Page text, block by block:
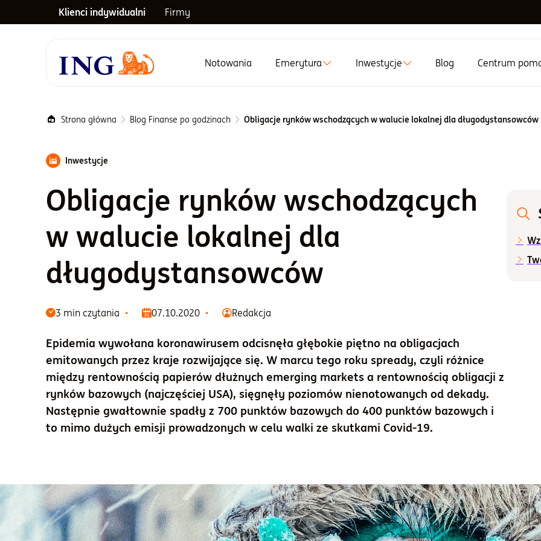
Klienci indywidualni Firmy
Menu główne
Notowania Emerytura Inwestycje Blog Centrum
Strona główna Blog Finanse po godzinach Obligacje rynków wschodzących w walucie lokalnej dla długodystansowców
Inwestycje
Obligacje rynków wschodzących
w walucie lokalnej dla
długodystansowców
3 min czytania 07.10.2020 Redakcja
Epidemia wywołana koronawirusem odcisnęła głębokie piętno na obligacjach
emitowanych przez kraje rozwijające się. W marcu tego roku spready, czyli różnice
między rentownością papierów dłużnych emerging markets a rentownością obligacji z
rynków bazowych (najczęściej USA), sięgnęły poziomów nienotowanych od dekady.
Następnie gwałtownie spadły z 700 punktów bazowych do 400 punktów bazowych i
to mimo dużych emisji prowadzonych w celu walki ze skutkami Covid-19.